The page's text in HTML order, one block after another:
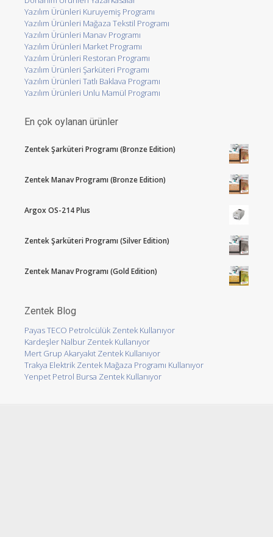
Yazılım Ürünleri Kuruyemiş Programı
Yazılım Ürünleri Mağaza Tekstil Programı
Yazılım Ürünleri Manav Programı
Yazılım Ürünleri Market Programı
Yazılım Ürünleri Restoran Programı
Yazılım Ürünleri Şarküteri Programı
Yazılım Ürünleri Tatlı Baklava Programı
Yazılım Ürünleri Unlu Mamül Programı
En çok oylanan ürünler
Zentek Şarküteri Programı (Bronze Edition)
Zentek Manav Programı (Bronze Edition)
Argox OS-214 Plus
Zentek Şarküteri Programı (Silver Edition)
Zentek Manav Programı (Gold Edition)
Zentek Blog
Payas TECO Petrolcülük Zentek Kullanıyor
Kardeşler Nalbur Zentek Kullanıyor
Mert Grup Akaryakıt Zentek Kullanıyor
Trakya Elektrik Zentek Mağaza Programı Kullanıyor
Yenpet Petrol Bursa Zentek Kullanıyor